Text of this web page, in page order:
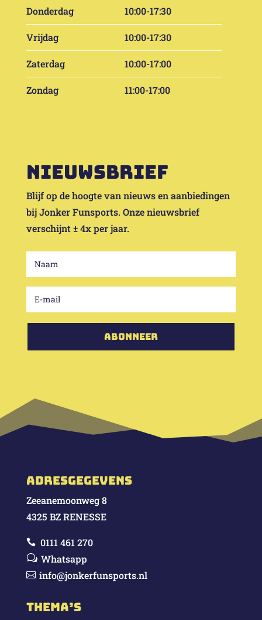
Donderdag 10:00-17:30
Vrijdag 10:00-17:30
Zaterdag 10:00-17:00
Zondag 11:00-17:00
Nieuwsbrief
Blijf op de hoogte van nieuws en aanbiedingen
bij Jonker Funsports. Onze nieuwsbrief
verschijnt ± 4x per jaar.
Abonneer
Adresgegevens
Zeeanemoonweg 8
4325 BZ RENESSE
 0111 461 270
w Whatsapp
 info@jonkerfunsports.nl
Thema’s